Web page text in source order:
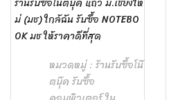
ม่ (มช) ใกล้ฉัน รับซื้อ NOTEBO
OK มช ให้ราคาดีที่สุด
หมวดหมู่ : ร้านรับซื้อโน๊
ตบุ๊ค รับซื้อ